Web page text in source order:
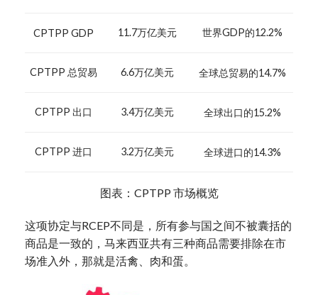
CPTPP GDP 11.7万亿美元 世界GDP的12.2%
CPTPP 总贸易 6.6万亿美元 全球总贸易的14.7%
CPTPP 出口 3.4万亿美元 全球出口的15.2%
CPTPP 进口 3.2万亿美元 全球进口的14.3%
图表：CPTPP 市场概览
这项协定与RCEP不同是，所有参与国之间不被囊括的
商品是一致的，马来西亚共有三种商品需要排除在市
场准入外，那就是活禽、肉和蛋。